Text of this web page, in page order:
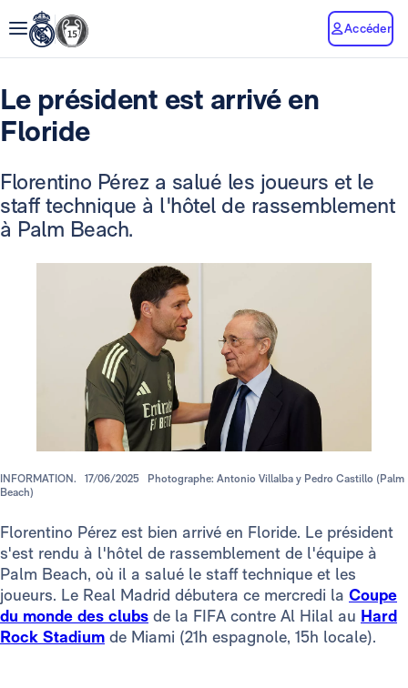
Accéder
Le président est arrivé en
Floride
Florentino Pérez a salué les joueurs et le
staff technique à l'hôtel de rassemblement
à Palm Beach.
INFORMATION. 17/06/2025
Photographe: Antonio Villalba y Pedro Castillo (Palm
Beach)
Florentino Pérez est bien arrivé en Floride. Le président
s'est rendu à l'hôtel de rassemblement de l'équipe à
Palm Beach, où il a salué le staff technique et les
joueurs. Le Real Madrid débutera ce mercredi la Coupe
du monde des clubs de la FIFA contre Al Hilal au Hard
Rock Stadium de Miami (21h espagnole, 15h locale).